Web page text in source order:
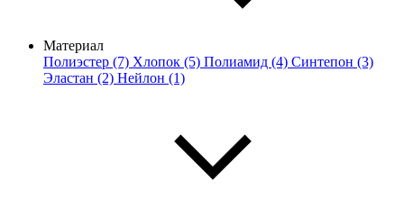
Материал
Полиэстер (7) Хлопок (5) Полиамид (4) Синтепон (3)
Эластан (2) Нейлон (1)